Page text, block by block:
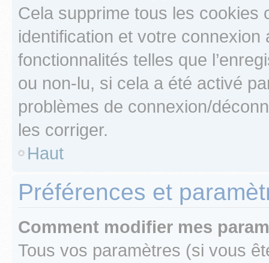
Cela supprime tous les cookies
identification et votre
fonctionnalités telles que
ou non-lu, si cela a été activé
problèmes de connexion/
les corriger.
Haut
Préférences et
Comment modifier mes
Tous vos paramètres (si vous